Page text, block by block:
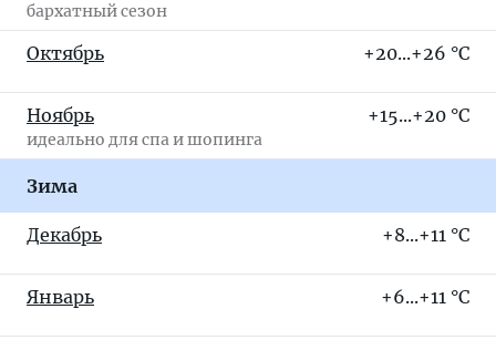
бархатный сезон
Октябрь +20...+26 °C
Ноябрь
идеально для спа и шопинга
+15...+20 °C
Зима
Декабрь +8...+11 °C
Январь +6...+11 °C